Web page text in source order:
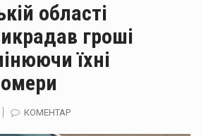
області
гроші
їхні
КОМЕНТАР